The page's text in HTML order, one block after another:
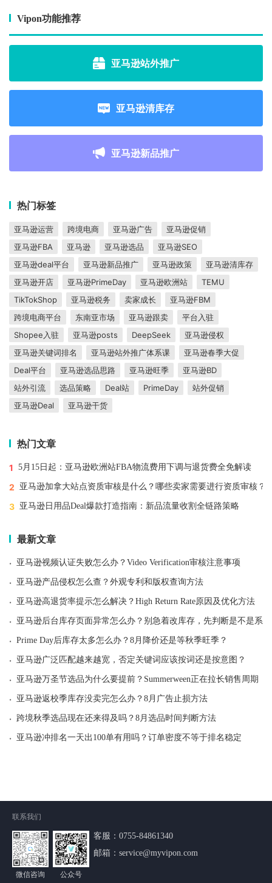
Vipon功能推荐
亚马逊站外推广
亚马逊清库存
亚马逊新品推广
热门标签
亚马逊运营 跨境电商 亚马逊广告
亚马逊促销
亚马逊FBA
亚马逊 亚马逊选品
亚马逊SEO
亚马逊deal平台
亚马逊新品推广 亚马逊政策
亚马逊清库存
亚马逊开店
亚马逊PrimeDay 亚马逊欧洲站
TEMU
TikTokShop
亚马逊税务 卖家成长
亚马逊FBM
跨境电商平台
东南亚市场 亚马逊跟卖
平台入驻
Shopee入驻
亚马逊posts DeepSeek
亚马逊侵权
亚马逊关键词排名
亚马逊站外推广体系课
亚马逊春季大促
Deal平台
亚马逊选品思路 亚马逊旺季
亚马逊BD
站外引流
选品策略 Deal站 PrimeDay
站外促销
亚马逊Deal
亚马逊干货
热门文章
1 5月15日起：亚马逊欧洲站FBA物流费用下调与退货费全免解读
2 亚马逊加拿大站点资质审核是什么？哪些卖家需要进行资质审核？
3 亚马逊日用品Deal爆款打造指南：新品流量收割全链路策略
最新文章
· 亚马逊视频认证失败怎么办？Video Verification审核注意事项
· 亚马逊产品侵权怎么查？外观专利和版权查询方法
· 亚马逊高退货率提示怎么解决？High Return Rate原因及优化方法
· 亚马逊后台库存页面异常怎么办？别急着改库存，先判断是不是系
· Prime Day后库存太多怎么办？8月降价还是等秋季旺季？
· 亚马逊广泛匹配越来越宽，否定关键词应该按词还是按意图？
· 亚马逊万圣节选品为什么要提前？Summerween正在拉长销售周期
· 亚马逊返校季库存没卖完怎么办？8月广告止损方法
· 跨境秋季选品现在还来得及吗？8月选品时间判断方法
· 亚马逊冲排名一天出100单有用吗？订单密度不等于排名稳定
联系我们
微信咨询 公众号
客服：0755-84861340
邮箱：service@myvipon.com